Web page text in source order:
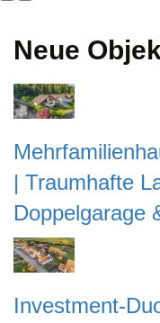
Neue
| Traumhafte
Doppelgarage
Investment-